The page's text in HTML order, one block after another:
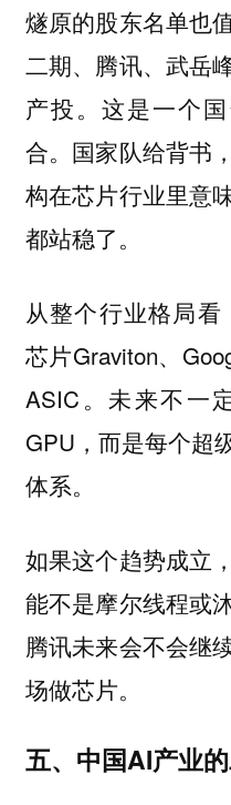
燧原的股东名单也
二期、腾讯、武岳
产投。这是一个
合。国家队给背书
构在芯片行业里意
都站稳了。
从整个行业格局
芯片Graviton、
ASIC。未来不一
GPU，而是每个超
体系。
如果这个趋势成立
能不是摩尔线程或
腾讯未来会不会继
场做芯片。
五、中国AI产业